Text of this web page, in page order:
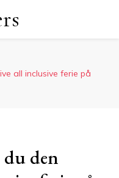
all inclusive ferie på
den